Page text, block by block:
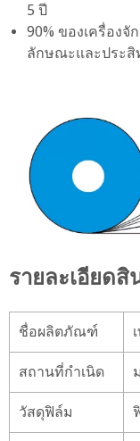
5 ปี
90% ของเครื่อง
ลักษณะและประ
รายละเอียดสิ
ชื่อผลิตภัณฑ์
สถานที่กำเนิด
วัสดุฟิล์ม